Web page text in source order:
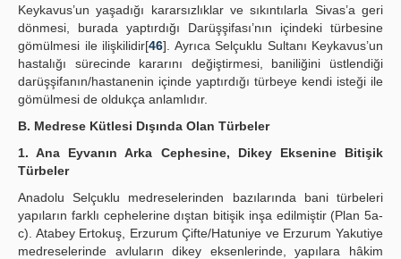
Keykavus’un yaşadığı kararsızlıklar ve sıkıntılarla Sivas’a geri
dönmesi, burada yaptırdığı Darüşşifası’nın içindeki türbesine
gömülmesi ile ilişkilidir[46]. Ayrıca Selçuklu Sultanı Keykavus’un
hastalığı sürecinde kararını değiştirmesi, baniliğini üstlendiği
darüşşifanın/hastanenin içinde yaptırdığı türbeye kendi isteği ile
gömülmesi de oldukça anlamlıdır.
B. Medrese Kütlesi Dışında Olan Türbeler
1. Ana Eyvanın Arka Cephesine, Dikey Eksenine Bitişik
Türbeler
Anadolu Selçuklu medreselerinden bazılarında bani türbeleri
yapıların farklı cephelerine dıştan bitişik inşa edilmiştir (Plan 5a-
c). Atabey Ertokuş, Erzurum Çifte/Hatuniye ve Erzurum Yakutiye
medreselerinde avluların dikey eksenlerinde, yapılara hâkim